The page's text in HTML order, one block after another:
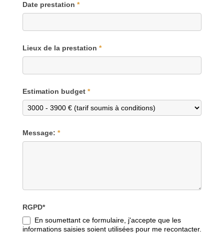
Date prestation *
Lieux de la prestation *
Estimation budget *
Message: *
RGPD*
En soumettant ce formulaire, j'accepte que les
informations saisies soient utilisées pour me recontacter.